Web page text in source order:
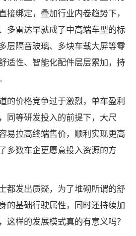
接绑定，叠加行业内卷趋势下，
多雷达早就成了中高端车型的标
层隔音玻璃、多块车载大屏等零
适性、智能化配件层层累加，持
的价格竞争过于激烈，单车盈利
同等研发投入的前提下，大尺
易拉高终端售价，顺利实现更高
多数车企更愿意投入资源的方
都发出质疑，为了堆砌所谓的舒
的基础行驶属性，同时还持续加
这样的发展模式真的有意义吗？